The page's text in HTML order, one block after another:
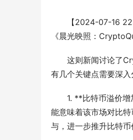
【2024-07-16
《晨光映照：
这则新闻讨论了
有几个关键点需要深入
1. **比特币溢价
能意味着该市场对比
与，进一步推升比特币